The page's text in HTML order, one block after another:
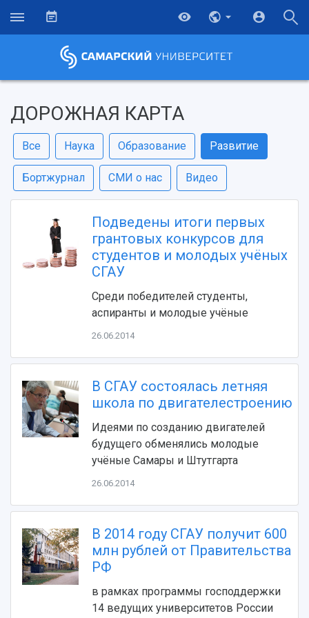
Об университете
Рейтинги
Руководство
Наблюдательный совет
Попечительский совет
Ученый совет
Объявления
События
СМИ об университете
Пресс-центр
Образование
Бакалавриат и специалитет
Магистратура
Аспирантура
Формы обучения
Учебные планы
Научно-исследовательская деятельность
Диссертационные советы
Подготовка научных кадров
Конкурс на замещение должностей научных
работников
Научно-технический совет
ДОРОЖНАЯ КАРТА
Все Наука Образование Развитие
Бортжурнал СМИ о нас Видео
Подведены итоги первых
грантовых конкурсов для
студентов и молодых учёных
СГАУ
Среди победителей студенты,
аспиранты и молодые учёные
26.06.2014
В СГАУ состоялась летняя
школа по двигателестроению
Идеями по созданию двигателей
будущего обменялись молодые
учёные Самары и Штутгарта
26.06.2014
В 2014 году СГАУ получит 600
млн рублей от Правительства
РФ
в рамках программы господдержки
14 ведущих университетов России